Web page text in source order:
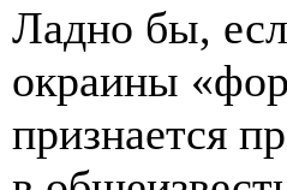
Ладно бы,
окраины
признается